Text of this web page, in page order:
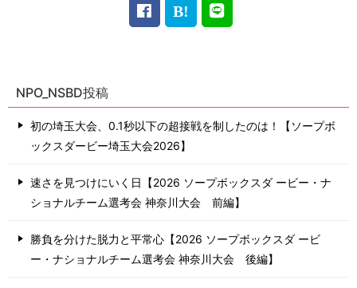
NPO_NSBD投稿
初の埼玉大会、0.1秒以下の超接戦を制したのは！【ソープボ
ックスダービー埼玉大会2026】
速さを見つけにいく日【2026 ソープボックスダ ービー・ナ
ショナルチーム選考会 神奈川⼤会 前編】
勝負を分けた脱力と平常心【2026 ソープボックスダ ービ
ー・ナショナルチーム選考会 神奈川⼤会 後編】